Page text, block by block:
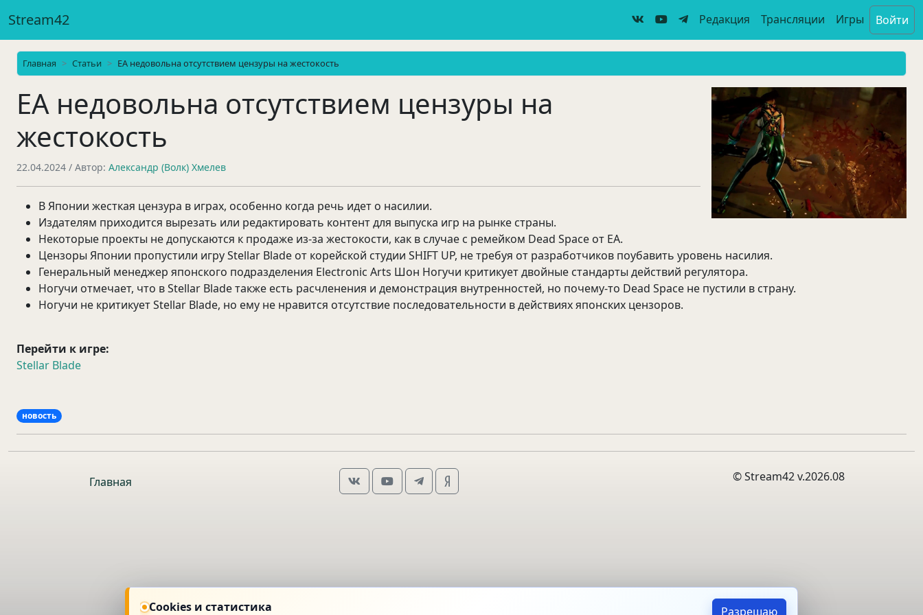
Stream42 Редакция Трансляции Игры Войти
Главная Статьи EA недовольна отсутствием цензуры на жестокость
EA недовольна отсутствием цензуры на
жестокость
22.04.2024 / Автор: Александр (Волк) Хмелев
В Японии жесткая цензура в играх, особенно когда речь идет о насилии.
Издателям приходится вырезать или редактировать контент для выпуска игр на рынке страны.
Некоторые проекты не допускаются к продаже из-за жестокости, как в случае с ремейком Dead Space от EA.
Цензоры Японии пропустили игру Stellar Blade от корейской студии SHIFT UP, не требуя от разработчиков поубавить уровень насилия.
Генеральный менеджер японского подразделения Electronic Arts Шон Ногучи критикует двойные стандарты действий регулятора.
Ногучи отмечает, что в Stellar Blade также есть расчленения и демонстрация внутренностей, но почему-то Dead Space не пустили в страну.
Ногучи не критикует Stellar Blade, но ему не нравится отсутствие последовательности в действиях японских цензоров.
Перейти к игре:
Stellar Blade
новость
Главная © Stream42 v.2026.08
Cookies и статистика Разрешаю